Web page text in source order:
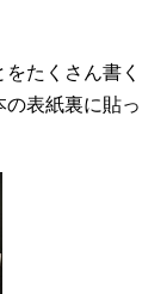
たくさん書く
表紙裏に貼っ